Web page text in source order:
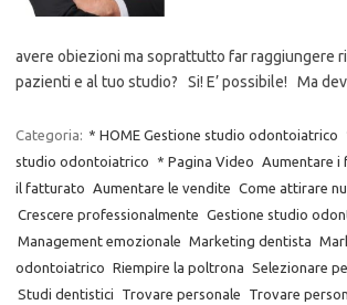
avere obiezioni ma soprattutto far raggiungere
pazienti e al tuo studio? Si! E’ possibile! Ma
Categoria: * HOME Gestione studio odontoiatrico
studio odontoiatrico
* Pagina Video Aumentare i
il fatturato Aumentare le vendite Come attirare
Crescere professionalmente Gestione studio
Management emozionale Marketing dentista
odontoiatrico Riempire la poltrona Selezionare
Studi dentistici
Trovare personale
Trovare